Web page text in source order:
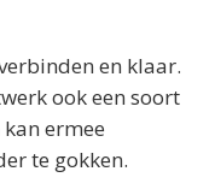
en klaar.
ook een soort
kan ermee
te gokken.